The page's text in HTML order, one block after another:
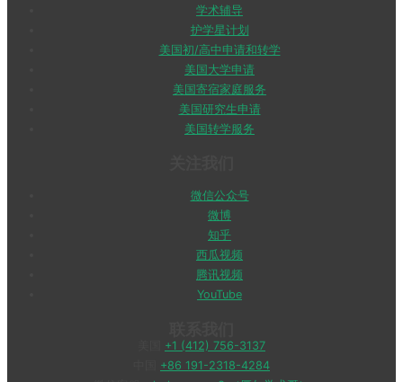
学术辅导
护学星计划
美国初/高中申请和转学
美国大学申请
美国寄宿家庭服务
美国研究生申请
美国转学服务
微信公众号
微博
知乎
西瓜视频
腾讯视频
YouTube
+1 (412) 756-3137
+86 191-2318-4284